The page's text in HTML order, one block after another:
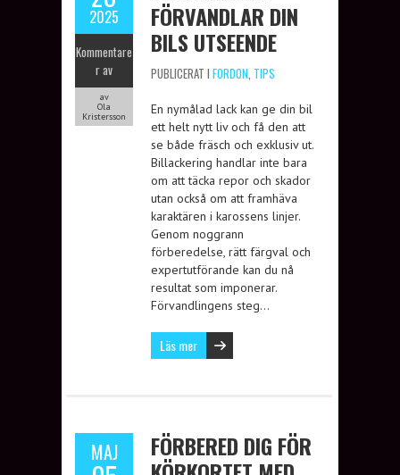
2025
Kommentare
r av
av
Ola
Kristersson
FÖRVANDLAR DIN
BILS UTSEENDE
PUBLICERAT I FORDON TIPS
En nymålad lack kan ge din bil
ett helt nytt liv och få den att
se både fräsch och exklusiv ut.
Billackering handlar inte bara
om att täcka repor och skador
utan också om att framhäva
karaktären i karossens linjer.
Genom noggrann
förberedelse, rätt färgval och
expertutförande kan du nå
resultat som imponerar.
Förvandlingens steg…
Läs mer
MAJ
FÖRBERED DIG FÖR